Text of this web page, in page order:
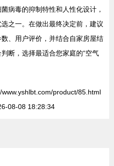
病毒的抑制特性和人性化设计，
之一。在做出最终决定前，建议
、用户评价，并结合自家房屋结
断，选择最适合您家庭的“空气
product/85.html
08-08 18:28:34